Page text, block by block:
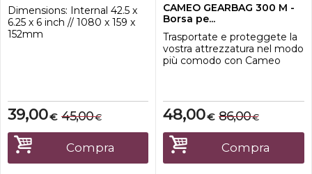
Dimensions: Internal 42.5 x
6.25 x 6 inch // 1080 x 159 x
152mm
€
39,00 €
45,00
Compra
CAMEO GEARBAG 300 M -
Borsa pe...
Trasportate e proteggete la
vostra attrezzatura nel modo
più comodo con Cameo
dotata di pannelli di
separazione regolabili per
una perfetta organizzazione
dei dispositivi e con grandi
tasche esterne per gli
accessori, Cameo Gear B...
€
48,00 €
86,00
Compra